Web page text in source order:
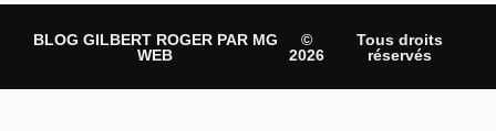
BLOG GILBERT ROGER PAR MG
WEB
©
2026
Tous droits
réservés